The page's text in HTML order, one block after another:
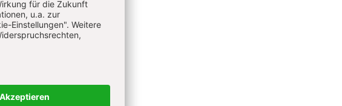
vielmehr die
einen
– keine
Sinne der
des